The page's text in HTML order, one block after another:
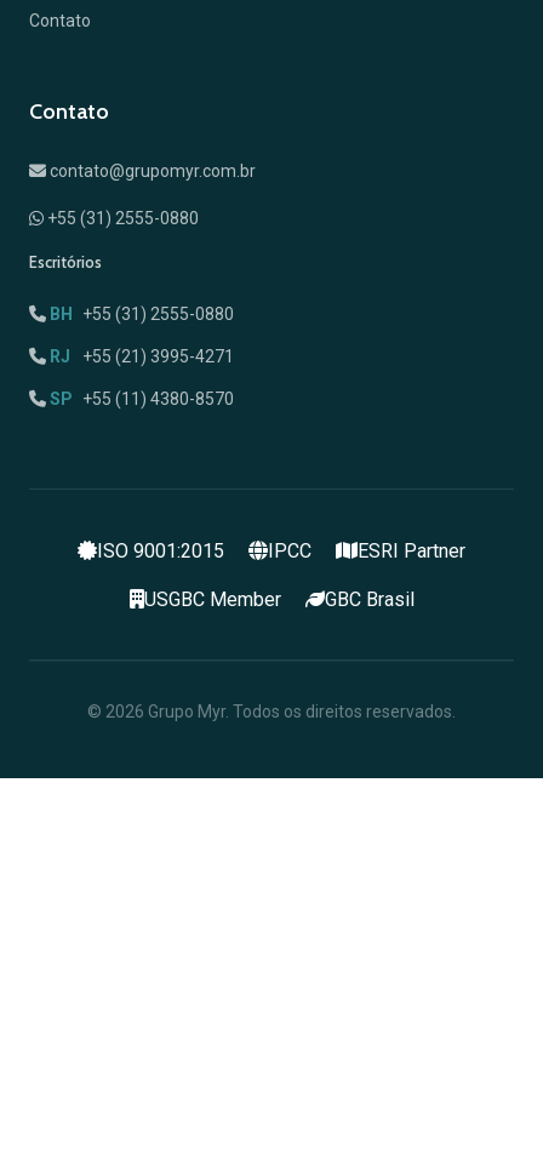
Contato
Contato
contato@grupomyr.com.br
+55 (31) 2555-0880
Escritórios
BH +55 (31) 2555-0880
RJ +55 (21) 3995-4271
SP +55 (11) 4380-8570
ISO 9001:2015 IPCC ESRI Partner
USGBC Member GBC Brasil
© 2026 Grupo Myr. Todos os direitos reservados.